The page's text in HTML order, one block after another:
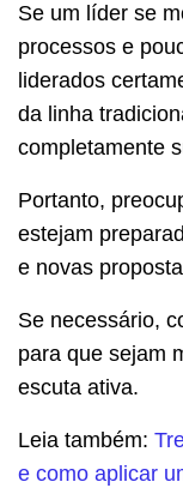
Se um líder se
processos e
liderados
da linha
completamente
Portanto,
estejam
e novas
Se necessário,
para que sejam
escuta ativa.
Leia também:
e como aplicar